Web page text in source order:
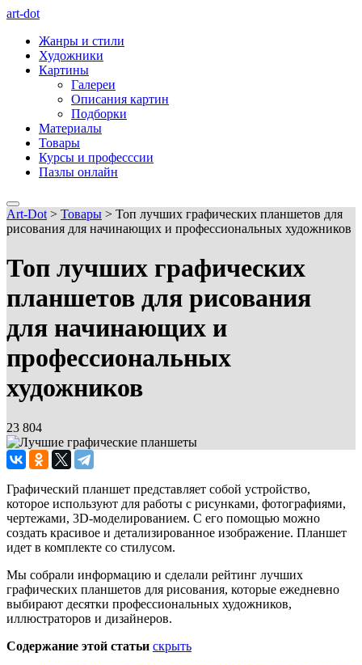
art-dot
Жанры и стили
Художники
Картины
Галереи
Описания картин
Подборки
Материалы
Товары
Курсы и професссии
Пазлы онлайн
Art-Dot > Товары > Топ лучших графических планшетов для
рисования для начинающих и профессиональных художников
Топ лучших графических
планшетов для рисования
для начинающих и
профессиональных
художников
23 804
Графический планшет представляет собой устройство,
которое используют для работы с рисунками, фотографиями,
чертежами, 3D-моделированием. С его помощью можно
создать красивое и детализированное изображение. Планшет
идет в комплекте со стилусом.
Мы собрали информацию и сделали рейтинг лучших
графических планшетов для рисования, которые ежедневно
выбирают десятки профессиональных художников,
иллюстраторов и дизайнеров.
Содержание этой статьи скрыть